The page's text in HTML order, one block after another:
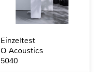
Einzeltest
Q Acoustics
5040